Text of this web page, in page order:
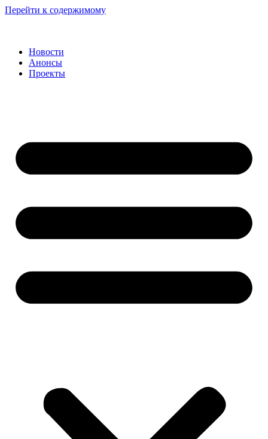
Перейти к содержимому
Новости
Анонсы
Проекты